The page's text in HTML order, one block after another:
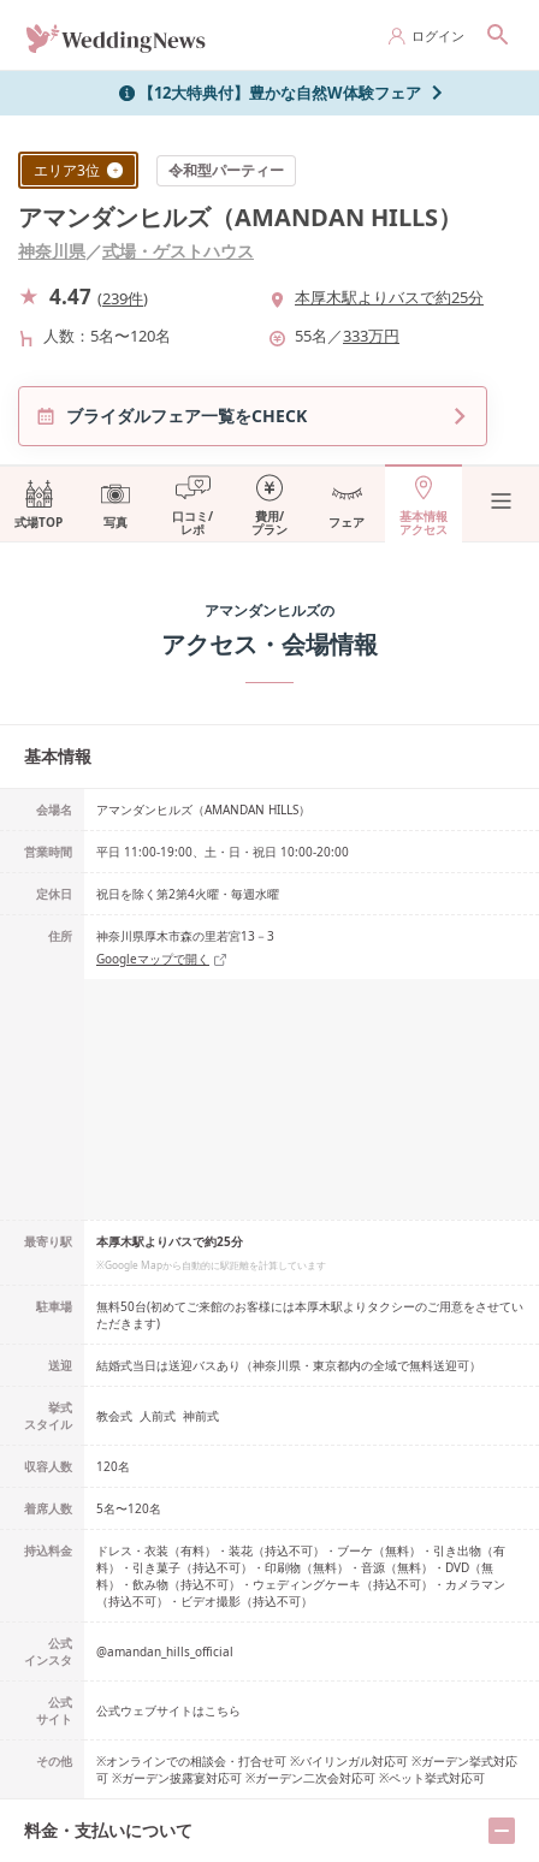
ログイン
【12大特典付】豊かな自然W体験フェア
エリア3位 令和型パーティー
アマンダンヒルズ（AMANDAN HILLS）
神奈川県／式場・ゲストハウス
4.47 (239件)
本厚木駅よりバスで約25分
人数
5名〜120名 55名 ／333万円
ブライダルフェア一覧をCHECK
式場TOP 写真 口コミ/
レポ
費用/
プラン フェア 基本情報
アクセス
アマンダンヒルズの
アクセス・会場情報
基本情報
会場名 アマンダンヒルズ（AMANDAN HILLS）
営業時間 平日 11:00-19:00、土・日・祝日 10:00-20:00
定休日 祝日を除く第2第4火曜・毎週水曜
住所
神奈川県厚木市森の里若宮13－3
Googleマップで開く
最寄り駅 本厚木駅よりバスで約25分
※Google Mapから自動的に駅距離を計算しています
駐車場
無料50台(初めてご来館のお客様には本厚木駅よりタクシーのご用意をさせてい
ただきます)
送迎 結婚式当日は送迎バスあり（神奈川県・東京都内の全域で無料送迎可）
挙式
スタイル
教会式 人前式 神前式
収容人数 120名
着席人数 5名〜120名
持込料金
ドレス・衣装（有料）・装花（持込不可）・ブーケ（無料）・引き出物（有
料）・引き菓子（持込不可）・印刷物（無料）・音源（無料）・DVD（無
料）・飲み物（持込不可）・ウェディングケーキ（持込不可）・カメラマン
（持込不可）・ビデオ撮影（持込不可）
公式
インスタ
@amandan_hills_official
公式
サイト
公式ウェブサイトはこちら
その他
※オンラインでの相談会・打合せ可 ※バイリンガル対応可 ※ガーデン挙式対応
可 ※ガーデン披露宴対応可 ※ガーデン二次会対応可 ※ペット挙式対応可
料金・支払いについて